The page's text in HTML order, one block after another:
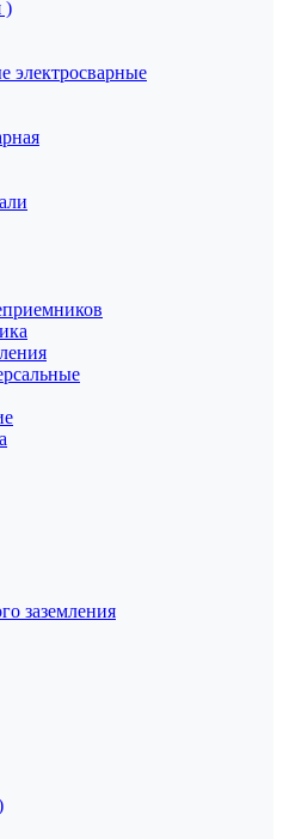
)
электросварные
заземления